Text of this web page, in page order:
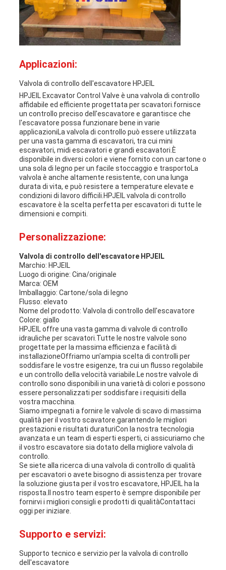
Applicazioni:
Valvola di controllo dell'escavatore HPJEIL
HPJEIL Excavator Control Valve è una valvola di controllo
affidabile ed efficiente progettata per scavatori.fornisce
un controllo preciso dell'escavatore e garantisce che
l'escavatore possa funzionare bene in varie
applicazioniLa valvola di controllo può essere utilizzata
per una vasta gamma di escavatori, tra cui mini
escavatori, midi escavatori e grandi escavatori.È
disponibile in diversi colori e viene fornito con un cartone o
una sola di legno per un facile stoccaggio e trasportoLa
valvola è anche altamente resistente, con una lunga
durata di vita, e può resistere a temperature elevate e
condizioni di lavoro difficili.HPJEIL valvola di controllo
escavatore è la scelta perfetta per escavatori di tutte le
dimensioni e compiti.
Personalizzazione:
Valvola di controllo dell'escavatore HPJEIL
Marchio: HPJEIL
Luogo di origine: Cina/originale
Marca: OEM
Imballaggio: Cartone/sola di legno
Flusso: elevato
Nome del prodotto: Valvola di controllo dell'escavatore
Colore: giallo
HPJEIL offre una vasta gamma di valvole di controllo
idrauliche per scavatori.Tutte le nostre valvole sono
progettate per la massima efficienza e facilità di
installazioneOffriamo un'ampia scelta di controlli per
soddisfare le vostre esigenze, tra cui un flusso regolabile
e un controllo della velocità variabile.Le nostre valvole di
controllo sono disponibili in una varietà di colori e possono
essere personalizzati per soddisfare i requisiti della
vostra macchina.
Siamo impegnati a fornire le valvole di scavo di massima
qualità per il vostro scavatore.garantendo le migliori
prestazioni e risultati duraturiCon la nostra tecnologia
avanzata e un team di esperti esperti, ci assicuriamo che
il vostro escavatore sia dotato della migliore valvola di
controllo.
Se siete alla ricerca di una valvola di controllo di qualità
per escavatori o avete bisogno di assistenza per trovare
la soluzione giusta per il vostro escavatore, HPJEIL ha la
risposta.Il nostro team esperto è sempre disponibile per
fornirvi i migliori consigli e prodotti di qualitàContattaci
oggi per iniziare.
Supporto e servizi:
Supporto tecnico e servizio per la valvola di controllo
dell'escavatore